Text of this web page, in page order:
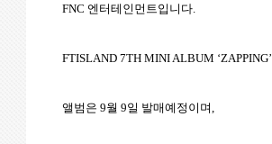
FNC 엔터테인먼트입니다
FTISLAND 7TH MINI ALBUM ‘ZAPPING’
앨범은 9월 9일 발매예정이며,